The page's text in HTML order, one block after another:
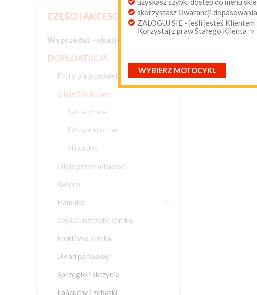
skorzystasz Gwarancji dopasowania
ZALOGUJ SIĘ - jeśli jesteś Klientem
Korzystaj z praw Stałego Klienta
WYBIERZ MOTOCYKL
CZĘŚCI I AKCESORIA
Wyprzedaż - okazje cenowe
EKSPLOATACJA
Filtry oleju powietrza paliwa
Oleje Silnikowe
Syntetyczne
Półsyntetyczne
Mineralne
Oleje przekładniowe
Świece
Hamulce
Części uszczelki silnika
Elektryka silnika
Układ paliwowy
Sprzęgło i skrzynia
Łańcuchy i zębatki
olej
81-11018